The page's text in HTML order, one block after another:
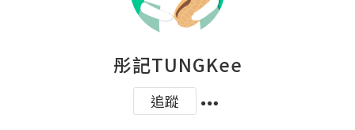
彤記TUNGKee
追蹤